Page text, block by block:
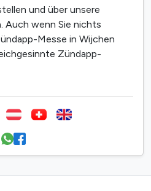
und über unsere
Auch wenn Sie nichts
Messe in Wijchen
Zündapp-